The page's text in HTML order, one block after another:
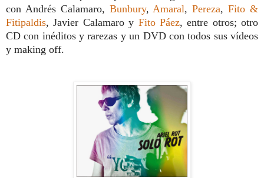
con Andrés Calamaro, Bunbury, Amaral,Pereza,Fito &
Fitipaldis, Javier Calamaro y Fito Páez, entre otros; otro
CD con inéditos y rarezas y un DVD con todos sus vídeos
y making off.